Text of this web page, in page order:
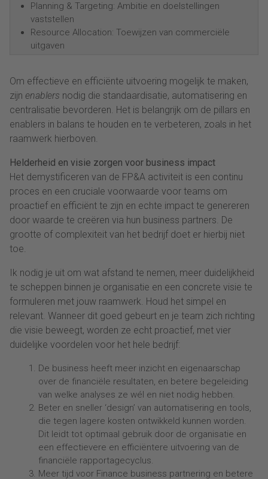
Planning & Targeting: Ambitie en doelstellingen
vaststellen
Resource Allocation: Toewijzen van commerciële
uitgaven
Om effectieve en efficiënte uitvoering mogelijk te maken,
zijn enablers nodig die standaardisatie, automatisering en
centralisatie bevorderen. Het is belangrijk om de pillars en
enablers in balans te houden en te verbeteren, zoals in het
raamwerk hierboven.
Helderheid en visie zorgen voor business impact
Het demystificeren van de FP&A activiteit is een continu
proces en een cruciale voorwaarde voor teams om
proactief en efficiënt te zijn en echte impact te genereren
door waarde te creëren via hun business partners. De
grootte of complexiteit van het bedrijf doet er hierbij niet
toe.
Ik nodig je uit om wat afstand te nemen, meer duidelijkheid
te scheppen binnen je organisatie en een concrete visie te
formuleren met jouw raamwerk. Houd het simpel en
relevant. Wanneer dit goed gebeurt en je team zich richting
die visie beweegt, worden ze echt proactief, met vier
duidelijke voordelen voor het hele bedrijf:
De business heeft meer inzicht en eigenaarschap
over de financiële resultaten, en betere begeleiding
van welke analyses ze wél en niet nodig hebben.
Beter en sneller ‘design’ van automatisering en tools,
die tegen lagere kosten ontwikkeld kunnen worden.
Dit leidt tot optimaal gebruik door de organisatie en
een effectievere en efficiëntere uitvoering van de
financiële rapportagecyclus.
Meer tijd voor Finance business partnering en betere